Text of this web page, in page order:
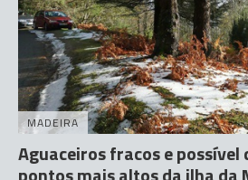
MADEIRA
Aguaceiros fracos e possível